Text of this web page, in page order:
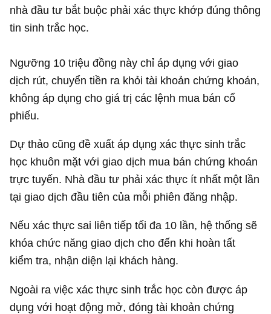
nhà đầu tư bắt buộc phải xác thực khớp đúng thông
tin sinh trắc học.
Ngưỡng 10 triệu đồng này chỉ áp dụng với giao
dịch rút, chuyển tiền ra khỏi tài khoản chứng khoán,
không áp dụng cho giá trị các lệnh mua bán cổ
phiếu.
Dự thảo cũng đề xuất áp dụng xác thực sinh trắc
học khuôn mặt với giao dịch mua bán chứng khoán
trực tuyến. Nhà đầu tư phải xác thực ít nhất một lần
tại giao dịch đầu tiên của mỗi phiên đăng nhập.
Nếu xác thực sai liên tiếp tối đa 10 lần, hệ thống sẽ
khóa chức năng giao dịch cho đến khi hoàn tất
kiểm tra, nhận diện lại khách hàng.
Ngoài ra việc xác thực sinh trắc học còn được áp
dụng với hoạt động mở, đóng tài khoản chứng